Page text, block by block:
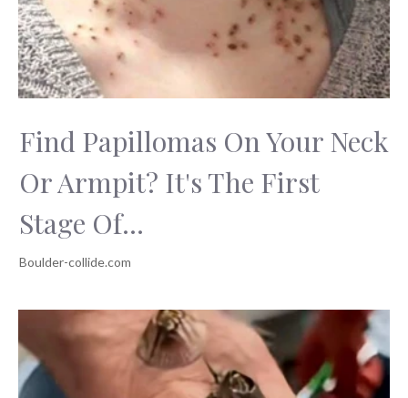
Find Papillomas On Your Neck
Or Armpit? It's The First
Stage Of...